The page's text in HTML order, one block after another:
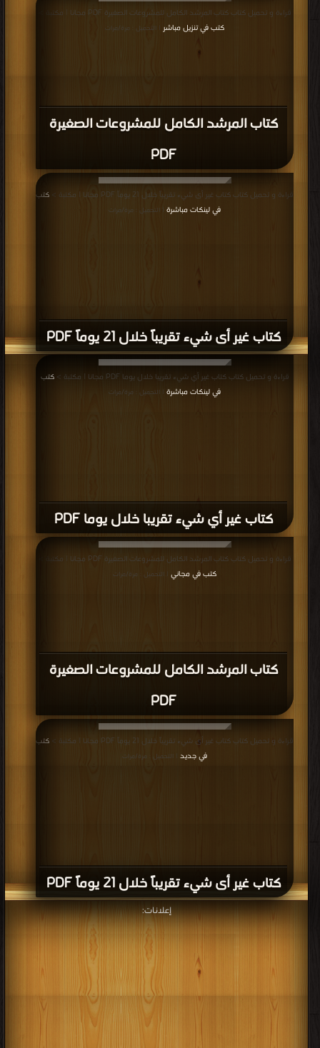
كتاب المرشد الكامل للمشروعات الصغيرة
PDF
قراءة و تحميل كتاب كتاب المرشد الكامل للمشروعات الصغيرة PDF مجانا | مكتبة >
كتب في تنزيل مباشر | التحميل : مرة/مرات
كتاب غير أى شيء تقريباً خلال 21 يوماً PDF
قراءة و تحميل كتاب كتاب غير أى شيء تقريباً خلال 21 يوماً PDF مجانا | مكتبة >
كتب
في لينكات مباشرة
| التحميل : مرة/مرات
كتاب غير أي شيء تقريبا خلال يوما PDF
قراءة و تحميل كتاب كتاب غير أي شيء تقريبا خلال يوما PDF مجانا | مكتبة >
كتب
في لينكات مباشرة
| التحميل : مرة/مرات
كتاب المرشد الكامل للمشروعات الصغيرة
PDF
قراءة و تحميل كتاب كتاب المرشد الكامل للمشروعات الصغيرة PDF مجانا | مكتبة >
كتب في مجاني | التحميل : مرة/مرات
كتاب غير أى شيء تقريباً خلال 21 يوماً PDF
قراءة و تحميل كتاب كتاب غير أى شيء تقريباً خلال 21 يوماً PDF مجانا | مكتبة >
كتب
في جديد | التحميل : مرة/مرات
إعلانات: